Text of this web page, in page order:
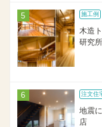
施工例
木造
研究
注文住
地震
店